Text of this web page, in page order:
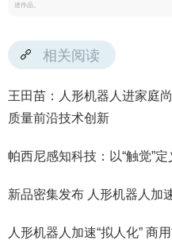
述作品。
相关阅读
王田苗：人形机器人进家庭
质量前沿技术创新
帕西尼感知科技：以“触觉”
新品密集发布 人形机器人加
人形机器人加速“拟人化” 商